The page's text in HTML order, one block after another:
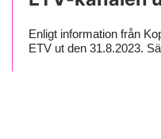
Enligt information från
ETV ut den 31.8.2023.